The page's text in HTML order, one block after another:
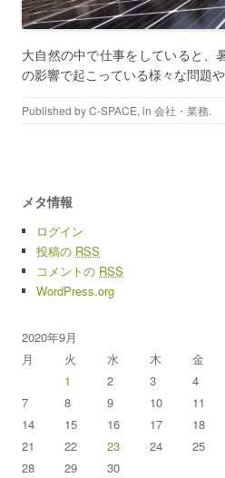
大自然の中で仕事をしていると、
の影響で起こっている様々な問題
Published byC-SPACE, in 会社・業務.
メタ情報
ログイン
投稿の RSS
コメントの RSS
WordPress.org
2020年9月
月
火 水 木 金
1
2 3 4
7
8 9 10 11
14
15 16 17 18
21
22 23 24 25
28
29 30